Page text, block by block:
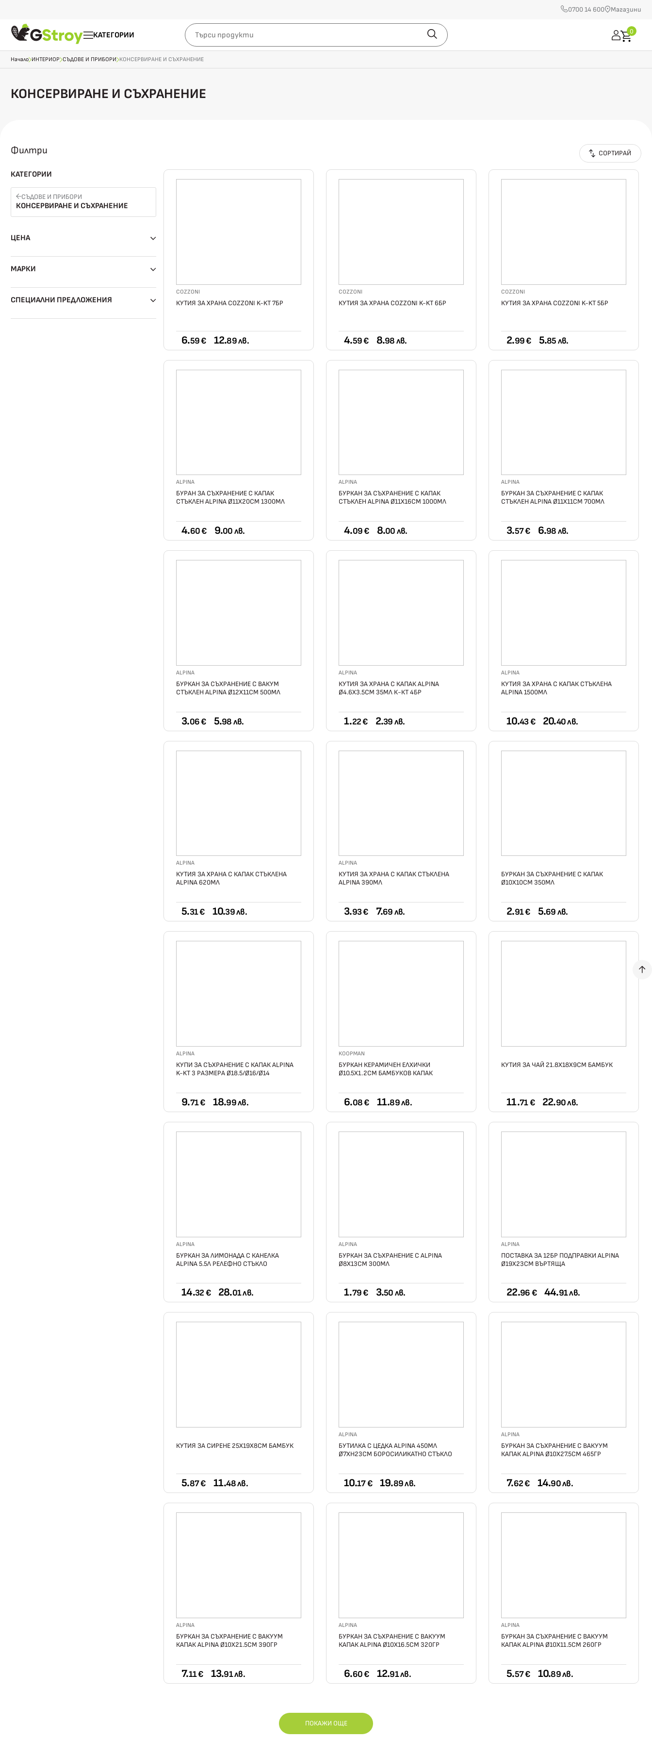
0700 14 600 Магазини
КАТЕГОРИИ 0
Начало ИНТЕРИОР СЪДОВЕ И ПРИБОРИ КОНСЕРВИРАНЕ И СЪХРАНЕНИЕ
КОНСЕРВИРАНЕ И СЪХРАНЕНИЕ
Филтри СОРТИРАЙ
КАТЕГОРИИ
СЪДОВЕ И ПРИБОРИ
КОНСЕРВИРАНЕ И СЪХРАНЕНИЕ
ЦЕНА
МАРКИ
СПЕЦИАЛНИ ПРЕДЛОЖЕНИЯ
COZZONI
КУТИЯ ЗА ХРАНА COZZONI K-KT 7БР
6.59 € 12.89 лв.
COZZONI
КУТИЯ ЗА ХРАНА COZZONI K-KT 6БР
4.59 € 8.98 лв.
COZZONI
КУТИЯ ЗА ХРАНА COZZONI K-KT 5БР
2.99 € 5.85 лв.
ALPINA
БУРАН ЗА СЪХРАНЕНИЕ С КАПАК
СТЪКЛЕН ALPINA Ø11Х20СМ 1300МЛ
4.60 € 9.00 лв.
ALPINA
БУРКАН ЗА СЪХРАНЕНИЕ С КАПАК
СТЪКЛЕН ALPINA Ø11Х16СМ 1000МЛ
4.09 € 8.00 лв.
ALPINA
БУРКАН ЗА СЪХРАНЕНИЕ С КАПАК
СТЪКЛЕН ALPINA Ø11Х11СМ 700МЛ
3.57 € 6.98 лв.
ALPINA
БУРКАН ЗА СЪХРАНЕНИЕ С ВАКУМ
СТЪКЛЕН ALPINA Ø12Х11СМ 500МЛ
3.06 € 5.98 лв.
ALPINA
КУТИЯ ЗА ХРАНА С КАПАК ALPINA
Ø4.6Х3.5СМ 35МЛ К-КТ 4БР
1.22 € 2.39 лв.
ALPINA
КУТИЯ ЗА ХРАНА С КАПАК СТЪКЛЕНА
ALPINA 1500МЛ
10.43 € 20.40 лв.
ALPINA
КУТИЯ ЗА ХРАНА С КАПАК СТЪКЛЕНА
ALPINA 620МЛ
5.31 € 10.39 лв.
ALPINA
КУТИЯ ЗА ХРАНА С КАПАК СТЪКЛЕНА
ALPINA 390МЛ
3.93 € 7.69 лв.
БУРКАН ЗА СЪХРАНЕНИЕ С КАПАК
Ø10X10СМ 350МЛ
2.91 € 5.69 лв.
ALPINA
КУПИ ЗА СЪХРАНЕНИЕ С КАПАК ALPINA
K-KT 3 РАЗМЕРА Ø18.5/Ø16/Ø14
9.71 € 18.99 лв.
KOOPMAN
БУРКАН КЕРАМИЧЕН ЕЛХИЧКИ
Ø10.5Х1.2СМ БАМБУКОВ КАПАК
6.08 € 11.89 лв.
КУТИЯ ЗА ЧАЙ 21.8X18X9CМ БАМБУК
11.71 € 22.90 лв.
ALPINA
БУРКАН ЗА ЛИМОНАДА С КАНЕЛКА
ALPINA 5.5Л РЕЛЕФНО СТЪКЛО
14.32 € 28.01 лв.
ALPINA
БУРКАН ЗА СЪХРАНЕНИЕ С ALPINA
Ø8Х13СМ 300МЛ
1.79 € 3.50 лв.
ALPINA
ПОСТАВКА ЗА 12БР ПОДПРАВКИ ALPINA
Ø19X23CМ ВЪРТЯЩА
22.96 € 44.91 лв.
КУТИЯ ЗА СИРЕНЕ 25X19X8СМ БАМБУК
5.87 € 11.48 лв.
ALPINA
БУТИЛКА С ЦЕДКА ALPINA 450МЛ
Ø7XH23CМ БОРОСИЛИКАТНО СТЪКЛО
10.17 € 19.89 лв.
ALPINA
БУРКАН ЗА СЪХРАНЕНИЕ С ВАКУУМ
КАПАК ALPINA Ø10X27.5CМ 465ГР
7.62 € 14.90 лв.
ALPINA
БУРКАН ЗА СЪХРАНЕНИЕ С ВАКУУМ
КАПАК ALPINA Ø10X21.5CМ 390ГР
7.11 € 13.91 лв.
ALPINA
БУРКАН ЗА СЪХРАНЕНИЕ С ВАКУУМ
КАПАК ALPINA Ø10X16.5CМ 320ГР
6.60 € 12.91 лв.
ALPINA
БУРКАН ЗА СЪХРАНЕНИЕ С ВАКУУМ
КАПАК ALPINA Ø10X11.5CМ 260ГР
5.57 € 10.89 лв.
ПОКАЖИ ОЩЕ